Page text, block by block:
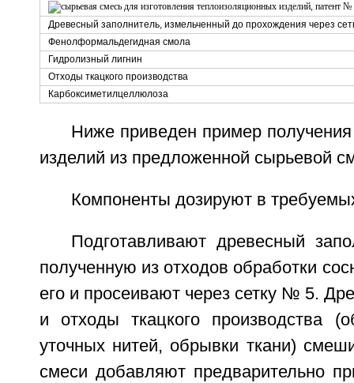
Древесный заполнитель, измельченный до прохождения через
Фенолформальдегидная смола
Гидролизный лигнин
Отходы ткацкого производства
Карбоксиметилцеллюлоза
Ниже приведен пример
изделий из предложенной сырьевой
Компоненты дозируют в
Подготавливают древесный
полученную из отходов обработки
его и просеивают через сетку № 5.
и отходы ткацкого производства
уточных нитей, обрывки ткани)
смеси добавляют предварительно